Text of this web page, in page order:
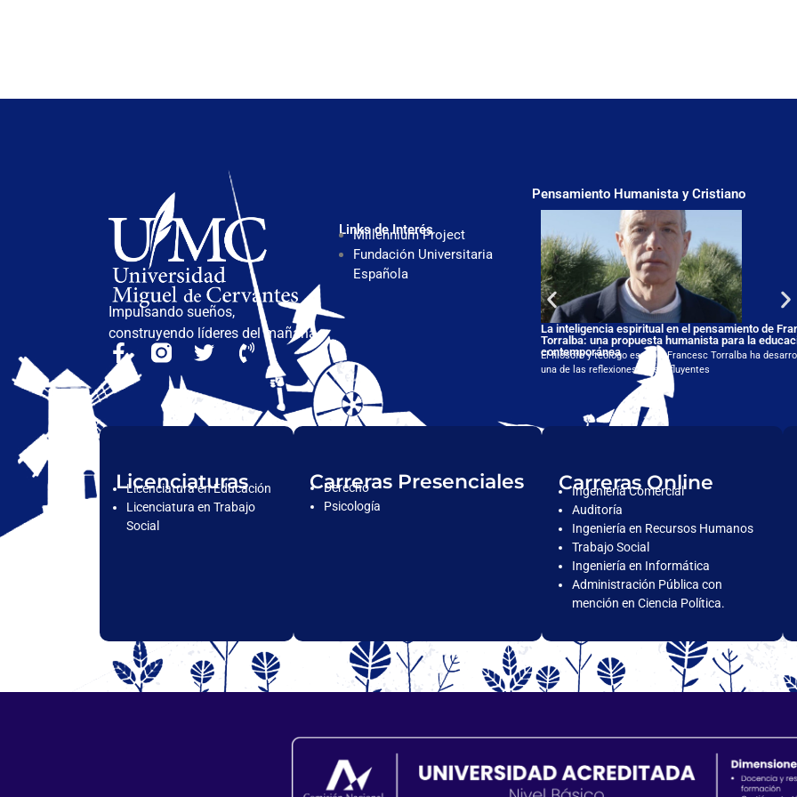
Impulsando sueños,
construyendo líderes del mañana.
Links de Interés
Millennium Project
Fundación Universitaria
Española
Pensamiento Humanista y Cristiano
La inteligencia espiritual en el pensamiento de
Torralba: una propuesta humanista para la
contemporánea
El filósofo y teólogo español Francesc Torralba ha
una de las reflexiones más influyentes
Licenciaturas
Licenciatura en Educación
Licenciatura en Trabajo
Social
Carreras Presenciales
Derecho
Psicología
Carreras Online
Ingeniería Comercial
Auditoría
Ingeniería en Recursos Humanos
Trabajo Social
Ingeniería en Informática
Administración Pública con
mención en Ciencia Política.